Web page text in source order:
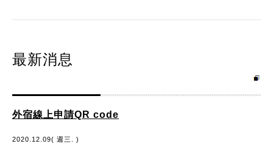
最新消息
外宿線上申請QR code
2020.12.09( 週三. )